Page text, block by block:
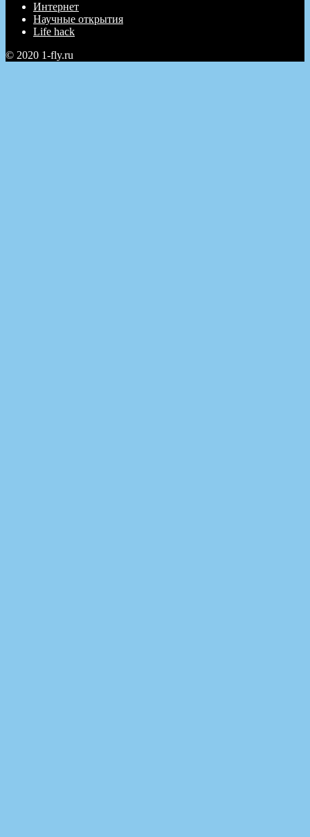
Интернет
Научные открытия
Life hack
© 2020 1-fly.ru